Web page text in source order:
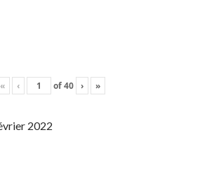
« ‹ of40 › »
2022